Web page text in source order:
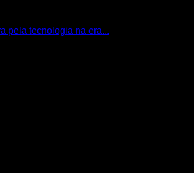
pela tecnologia na era...